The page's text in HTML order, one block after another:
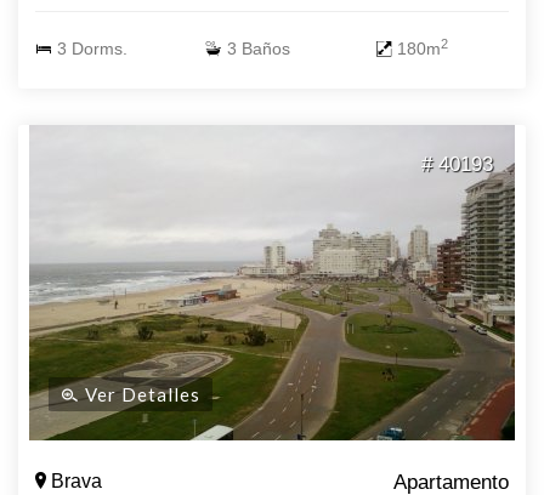
3 Dorms. 3 Baños 180m2
# 40193
Ver Detalles
Brava Apartamento